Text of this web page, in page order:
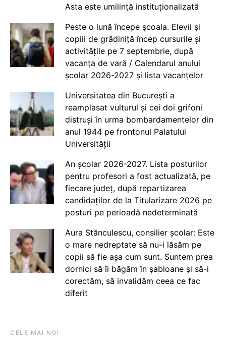
Asta este umilință instituționalizată
Peste o lună începe școala. Elevii și
copiii de grădiniță încep cursurile și
activitățile pe 7 septembrie, după
vacanța de vară / Calendarul anului
școlar 2026-2027 și lista vacanțelor
Universitatea din București a
reamplasat vulturul și cei doi grifoni
distruși în urma bombardamentelor din
anul 1944 pe frontonul Palatului
Universității
An școlar 2026-2027. Lista posturilor
pentru profesori a fost actualizată, pe
fiecare județ, după repartizarea
candidaților de la Titularizare 2026 pe
posturi pe perioadă nedeterminată
Aura Stănculescu, consilier școlar: Este
o mare nedreptate să nu-i lăsăm pe
copii să fie așa cum sunt. Suntem prea
dornici să îi băgăm în șabloane și să-i
corectăm, să invalidăm ceea ce fac
diferit
CELE MAI NOI